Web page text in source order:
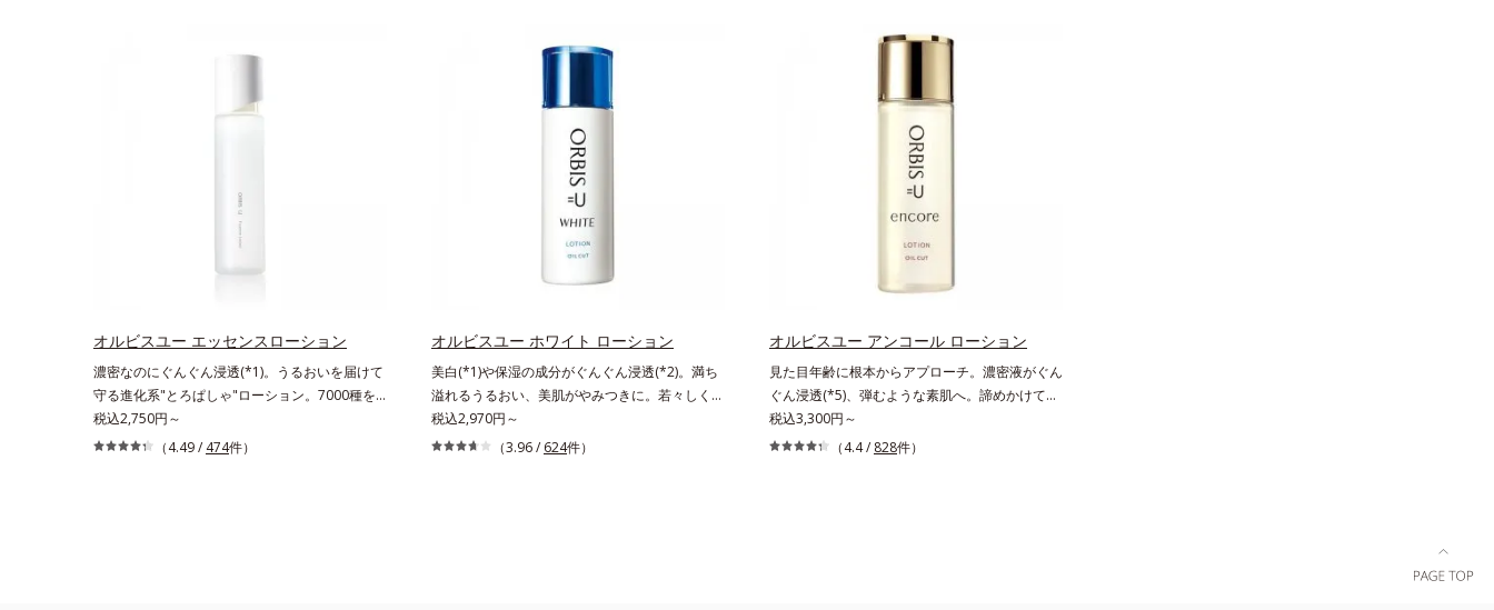
いをキープ。Wの機能でメイクをくずさずガード
き、エアコンなどによる乾燥も防ぎます。*1 ト
リメチルシロキシケイ酸、ジメチコン配合＝汗や
ヒアルロン酸、異性化糖配合＝保湿成分【ご使用
方法】2層タイプなので、必ず容器をよく振って
からお使いください。メイクの仕上げに、顔から
お待ちください。
ところ、弾力感のない状態である「ハリのなさ」
明感のなさ」が、大人の肌印象に大きな影響を与
えていることがわかりました。そこでオルビスユ
ー ドットシリーズは美容成分(*8)として「G.D.F.
アクティベーター(*9)」を配合。そして、従来か
ら配合している美白(*1)有効成分「トラネキサム
酸」を配合しました。さらに、シリーズ共通の美
容成分「GLルートブースター(*10)」を配合する
ことで、肌のふっくら感や透明感を叶えます。美
白ケアしながら多角的なエイジングケアが叶うシ
感を。効果的なシナジー設計で、あなたのエイジ
抑え、シミ・ソバカスを防ぐ（ウォッシュを除
く）*2 オルビス内スキンケアシリーズの保湿
力*3 年齢に応じたお手入れのこと*4 角層ま
で*5 うるおいによる*6 乾燥、ハリ・ツヤの
どが現れている状態である「透明感のなさ」が現
ることが分かりました。そこでオルビスユー ド
ットシリーズは美容成分(*7)として「G.D.F.アク
ティベーター(*8)」を配合。そして、従来から配
合している美白有効成分「トラネキサム酸」を配
合しました。さらに、シリーズ共通の美容成分
(*7)「GLルートブースター(*9)」を配合すること
アしながら多角的なエイジングケアが叶うシリー
ズに。3ステップで上向き(*10)のハリと透明感
グケアを応援します。*1 メラニンの生成を抑
え、シミ・ソバカスを防ぐ（ウォッシュ除く）
*2 オルビス内スキンケアシリーズの保湿力*3 年
齢に応じたお手入れのこと*4 うるおいによる*5
乾燥、ハリ・ツヤのなさ*6 乾燥による*7 保湿成
分*8 ロニセラカエルレア果汁、ノバラエキス配
オルビスユー エッセンスローション
濃密なのにぐんぐん浸透(*1)。うるおいを届けて
守る進化系"とろぱしゃ"ローション。7000種を
超える成分から厳選し、「うるおいの質(*1)」に
着目した初期エイジングケア(*2)シリーズオルビ
税込2,750円～
（4.49 / 474件）
オルビスユー ホワイト ローション
美白(*1)や保湿の成分がぐんぐん浸透(*2)。満ち
溢れるうるおい、美肌がやみつきに。若々しく透
明感のある美肌を構成する要素と、年齢肌(*3)の
メラニン生成にアプローチして、明るくなめらか
税込2,970円～
（3.96 / 624件）
オルビスユー アンコール ローション
見た目年齢に根本からアプローチ。濃密液がぐん
ぐん浸透(*5)、弾むような素肌へ。諦めかけてい
たハリ不足、うるおい低下に先端科学ケア(*1)で
アプローチするエイジングケア(*2)シリーズ。弾
税込3,300円～
（4.4 / 828件）